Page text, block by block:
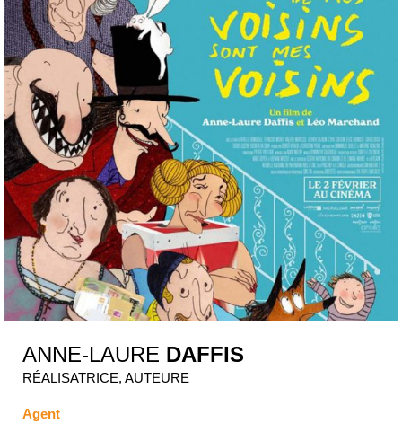
ANNE-LAURE DAFFIS
RÉALISATRICE, AUTEURE
Agent